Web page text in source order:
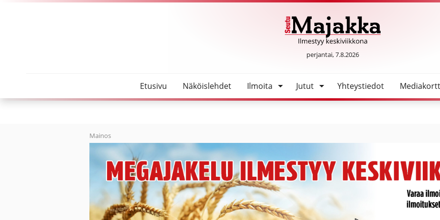
SeutuMajakka
perjantai, 7.8.2026
Etusivu Näköislehdet Ilmoita Jutut Yhteystiedot
Mainos